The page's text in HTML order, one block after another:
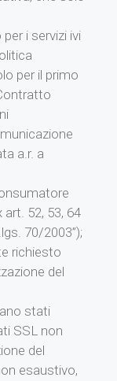
i servizi ivi
per il primo
a.r. a
52, 53, 64
70/2003”);
richiesto
del
stati
SSL non
del
esaustivo,